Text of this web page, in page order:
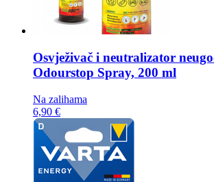
Osvježivač i neutralizator
Odourstop Spray, 200 ml
Na zalihama
6,90 €